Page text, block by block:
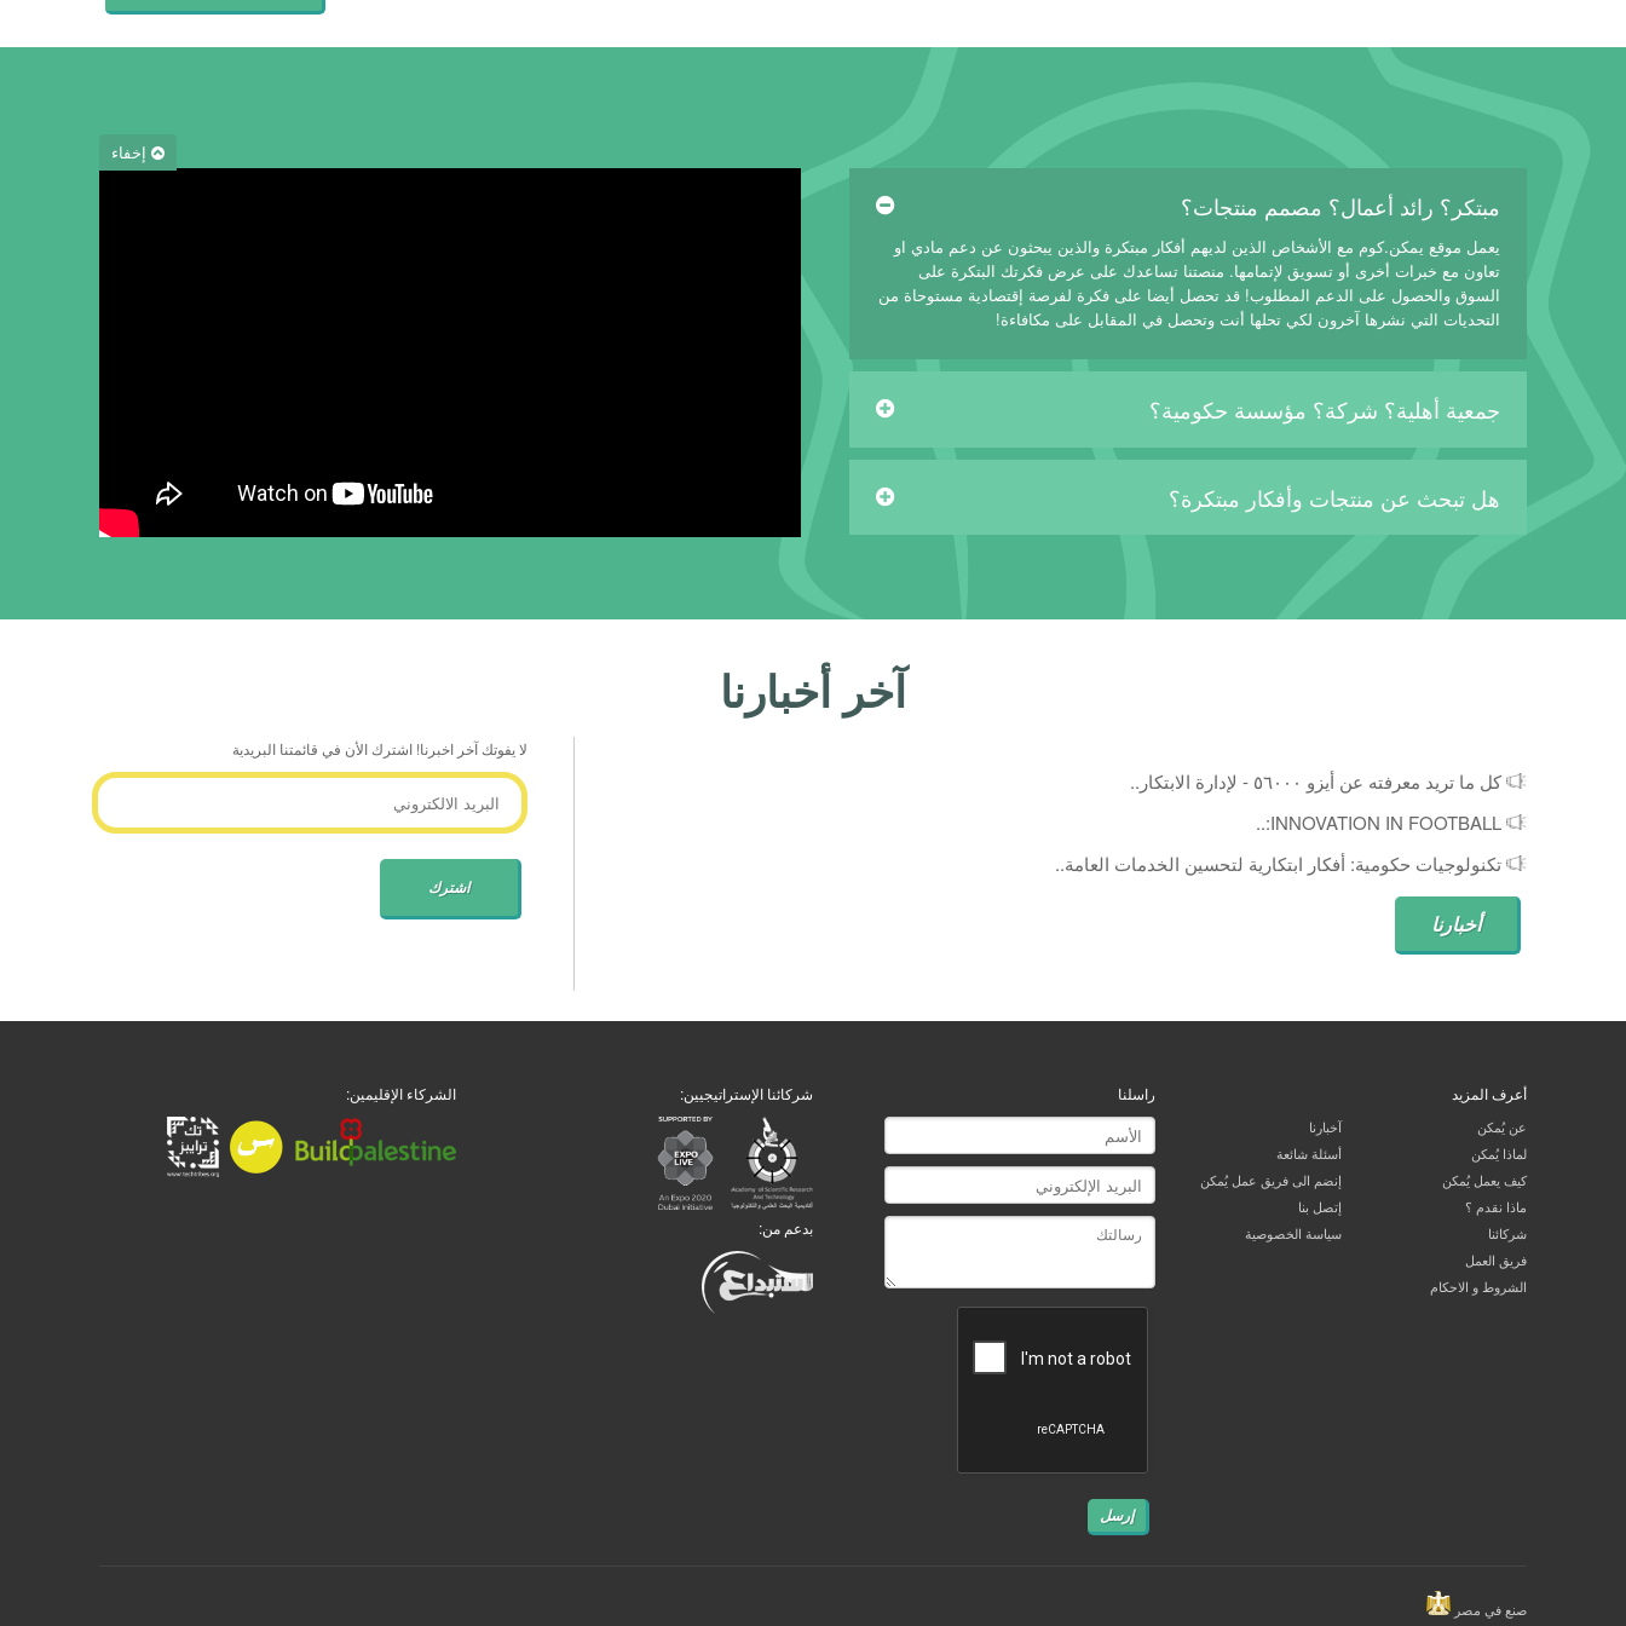
إخفاء
مبتكر؟ رائد أعمال؟ مصمم منتجات؟
يعمل موقع يمكن.كوم مع الأشخاص الذين لديهم أفكار مبتكرة والذين يبحثون عن دعم مادي او
تعاون مع خبرات أخرى أو تسويق لإتمامها. منصتنا تساعدك على عرض فكرتك البتكرة على
السوق والحصول على الدعم المطلوب! قد تحصل أيضا على فكرة لفرصة إقتصادية مستوحاة من
التحديات التي نشرها آخرون لكي تحلها أنت وتحصل في المقابل على مكافاءة!
جمعية أهلية؟ شركة؟ مؤسسة حكومية؟
هل تبحث عن منتجات وأفكار مبتكرة؟
آخر أخبارنا
كل ما تريد معرفته عن أيزو ٥٦٠٠٠ - لإدارة الابتكار..
INNOVATION IN FOOTBALL:..
تكنولوجيات حكومية: أفكار ابتكارية لتحسين الخدمات العامة..
أخبارنا
لا يفوتك آخر اخبرنا! اشترك الأن في قائمتنا البريدية
أعرف المزيد
عن يُمكن
لماذا يُمكن
كيف يعمل يُمكن
ماذا نقدم ؟
شركائنا
فريق العمل
الشروط و الاحكام
آخبارنا
أسئلة شائعة
إنضم الى فريق عمل يُمكن
إتصل بنا
سياسة الخصوصية
راسلنا
إرسل
الشركاء الإقليمين: شركائنا الإستراتيجيين:
بدعم من:
صنع في مصر